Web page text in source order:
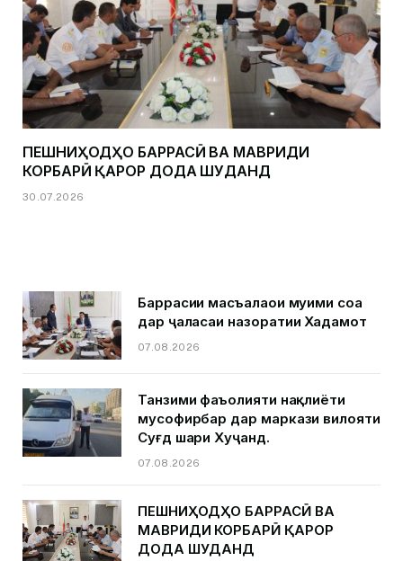
ПЕШНИҲОДҲО БАРРАСӢ ВА МАВРИДИ
КОРБАРӢ ҚАРОР ДОДА ШУДАНД
30.07.2026
Баррасии масъалаҳои муҳими соҳа
дар ҷаласаи назоратии Хадамот
07.08.2026
Танзими фаъолияти нақлиёти
мусофирбар дар маркази вилояти
Суғд шаҳри Хуҷанд.
07.08.2026
ПЕШНИҲОДҲО БАРРАСӢ ВА
МАВРИДИ КОРБАРӢ ҚАРОР
ДОДА ШУДАНД